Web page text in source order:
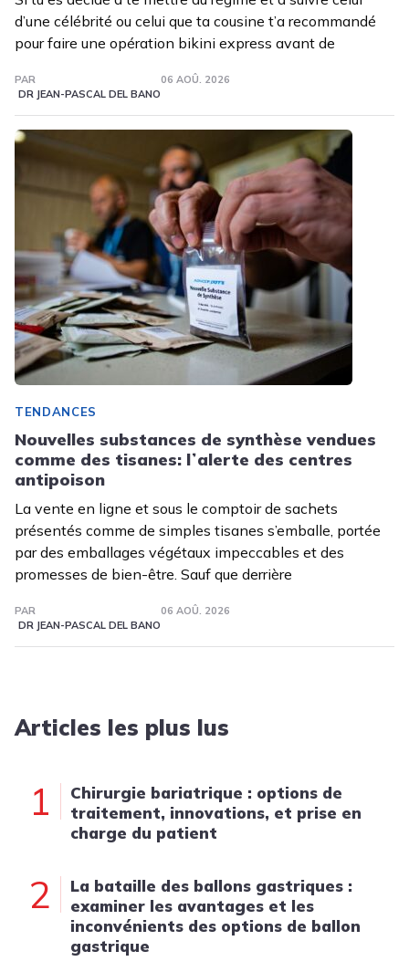
d’une célébrité ou celui que ta cousine t’a recommandé
pour faire une opération bikini express avant de
PAR
DR JEAN-PASCAL DEL BANO
06 AOÛ. 2026
TENDANCES
Nouvelles substances de synthèse vendues
comme des tisanes: lʼalerte des centres
antipoison
La vente en ligne et sous le comptoir de sachets
présentés comme de simples tisanes s’emballe, portée
par des emballages végétaux impeccables et des
promesses de bien-être. Sauf que derrière
PAR
DR JEAN-PASCAL DEL BANO
06 AOÛ. 2026
Articles les plus lus
1
Chirurgie bariatrique : options de
traitement, innovations, et prise en
charge du patient
2
La bataille des ballons gastriques :
examiner les avantages et les
inconvénients des options de ballon
gastrique